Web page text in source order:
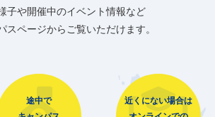
子や開催中のイベント情報など
スページからご覧いただけます。
途中で
近くにない場合は